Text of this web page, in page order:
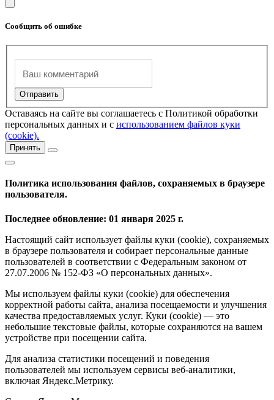
Сообщить об ошибке
Оставаясь на сайте вы соглашаетесь с Политикой обработки
персональных данных и с использованием файлов куки
(cookie).
Принять
Политика использования файлов, сохраняемых в браузере
пользователя.
Последнее обновление: 01 января 2025 г.
Настоящий сайт использует файлы куки (cookie), сохраняемых
в браузере пользователя и собирает персональные данные
пользователей в соответствии с Федеральным законом от
27.07.2006 № 152-ФЗ «О персональных данных».
Мы используем файлы куки (cookie) для обеспечения
корректной работы сайта, анализа посещаемости и улучшения
качества предоставляемых услуг. Куки (cookie) — это
небольшие текстовые файлы, которые сохраняются на вашем
устройстве при посещении сайта.
Для анализа статистики посещений и поведения
пользователей мы используем сервисы веб-аналитики,
включая Яндекс.Метрику.